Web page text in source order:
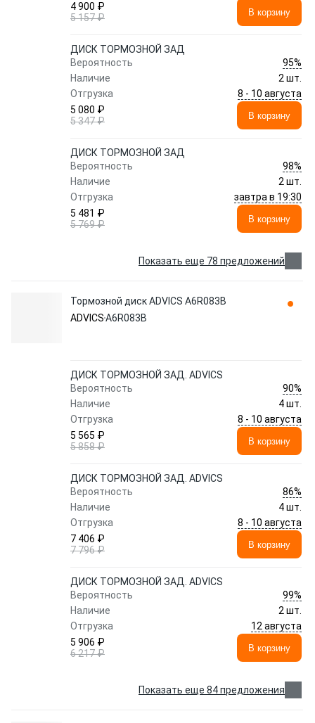
4 900 ₽
5 157 ₽
В корзину
ДИСК ТОРМОЗНОЙ ЗАД
Вероятность
95%
Наличие
2 шт.
Отгрузка
8 - 10 августа
5 080 ₽
5 347 ₽
В корзину
ДИСК ТОРМОЗНОЙ ЗАД
Вероятность
98%
Наличие
2 шт.
Отгрузка
завтра в 19:30
5 481 ₽
5 769 ₽
В корзину
Показать еще 78 предложений
Тормозной диск ADVICS A6R083B
ADVICSA6R083B
ДИСК ТОРМОЗНОЙ ЗАД. ADVICS
Вероятность
90%
Наличие
4 шт.
Отгрузка
8 - 10 августа
5 565 ₽
5 858 ₽
В корзину
ДИСК ТОРМОЗНОЙ ЗАД. ADVICS
Вероятность
86%
Наличие
4 шт.
Отгрузка
8 - 10 августа
7 406 ₽
7 796 ₽
В корзину
ДИСК ТОРМОЗНОЙ ЗАД. ADVICS
Вероятность
99%
Наличие
2 шт.
Отгрузка
12 августа
5 906 ₽
6 217 ₽
В корзину
Показать еще 84 предложения